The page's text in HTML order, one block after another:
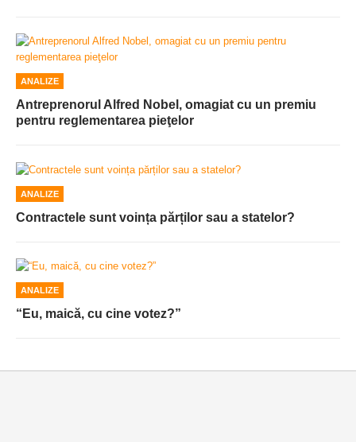
ANALIZE
Antreprenorul Alfred Nobel, omagiat cu un premiu
pentru reglementarea pieţelor
ANALIZE
Contractele sunt voința părților sau a statelor?
ANALIZE
“Eu, maică, cu cine votez?”